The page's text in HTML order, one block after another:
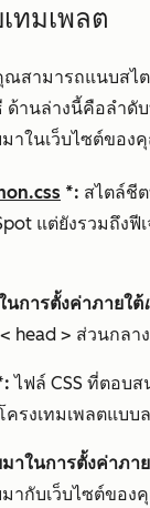
ทมเพลต
ณสามารถแนบสไ
านล่างนี้คือลำดั
าในเว็บไซต์ของ
*: สไตล์ชี
แต่ยังรวมถึงฟี
นการตั้งค่าภายใต้
head > ส่วนกลา
ไฟล์ CSS ที่ตอบ
ครงเทมเพลตแบบ
าในการตั้งค่าภา
ากับเว็บไซต์ของ